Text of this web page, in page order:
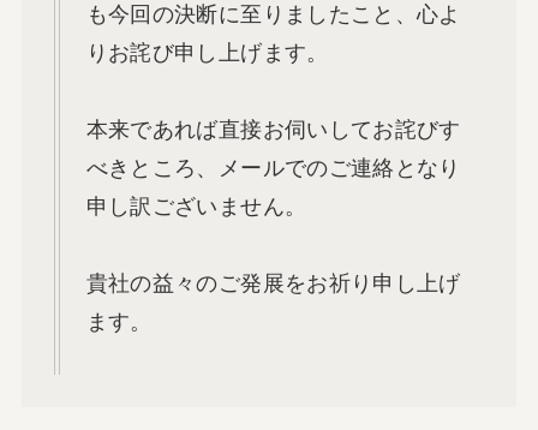
も今回の決断に至りましたこと、心よ
りお詫び申し上げます。
本来であれば直接お伺いしてお詫びす
べきところ、メールでのご連絡となり
申し訳ございません。
貴社の益々のご発展をお祈り申し上げ
ます。